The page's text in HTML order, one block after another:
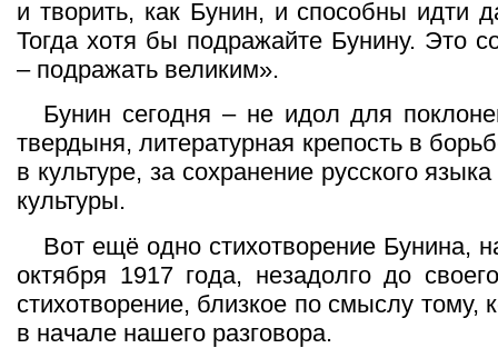
и творить, как Бунин, и способны идти
Тогда хотя бы подражайте Бунину. Это
– подражать великим».
Бунин сегодня – не идол для
твердыня, литературная крепость в
в культуре, за сохранение русского
культуры.
Вот ещё одно стихотворение Бунина,
октября 1917 года, незадолго до
стихотворение, близкое по смыслу тому,
в начале нашего разговора.